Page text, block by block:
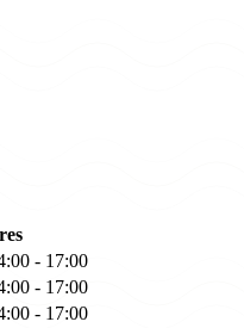
- 17:00
- 17:00
- 17:00